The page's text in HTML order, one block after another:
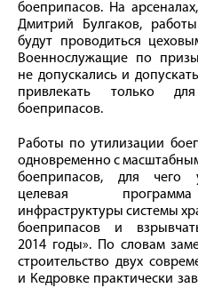
боеприпасов. На
Дмитрий Булгаков,
будут проводиться
Военнослужащие по
не допускались и
привлекать только
боеприпасов.
Работы по утилизации
одновременно с
боеприпасов, для чего
целевая программа
инфраструктуры системы
боеприпасов и
2014 годы». По словам
строительство двух
и Кедровке практически